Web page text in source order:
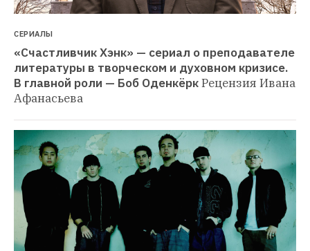
СЕРИАЛЫ
«Счастливчик Хэнк» — сериал о преподавателе
литературы в творческом и духовном кризисе.
В главной роли — Боб ОденкёркРецензия Ивана
Афанасьева